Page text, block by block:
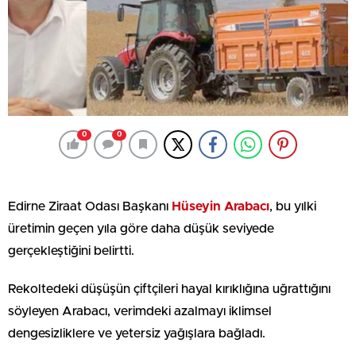
parça
eşya
taşıma
0 0
Edirne Ziraat Odası Başkanı Hüseyin Arabacı, bu yılki
üretimin geçen yıla göre daha düşük seviyede
gerçekleştiğini belirtti.
Rekoltedeki düşüşün çiftçileri hayal kırıklığına uğrattığını
söyleyen Arabacı, verimdeki azalmayı iklimsel
dengesizliklere ve yetersiz yağışlara bağladı.